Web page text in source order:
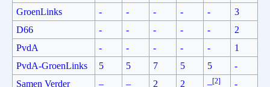
GroenLinks
- - - - -
3
D66
- - - - -
2
PvdA
- - - - -
1
PvdA-GroenLinks
5 5 7 5 5
-
Samen Verder
– – 2 2 –[2]
-